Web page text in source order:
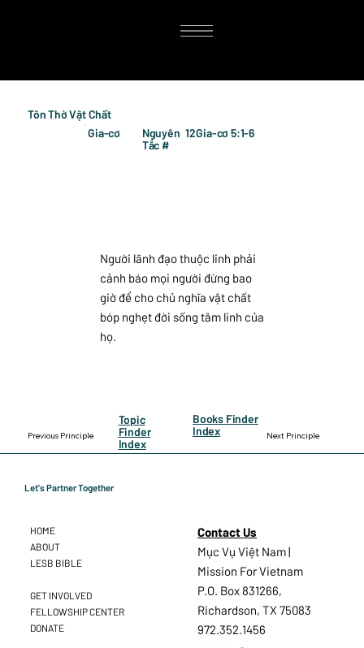
Previous Principle
Topic
Finder
Index
Books Finder
Index
Next Principle
Tôn Thờ Vật Chất
Gia-cơ
Nguyên
Tắc #
12Gia-cơ 5:1-6
Người lãnh đạo thuộc linh phải
cảnh báo mọi người đừng bao
giờ để cho chủ nghĩa vật chất
bóp nghẹt đời sống tâm linh của
họ.
Let's Partner Together
Contact Us
Mục Vụ Việt Nam |
Mission For Vietnam
P.O. Box 831266,
Richardson, TX 75083
972.352.1456
HOME
ABOUT
LESB BIBLE
GET INVOLVED
FELLOWSHIP CENTER
DONATE